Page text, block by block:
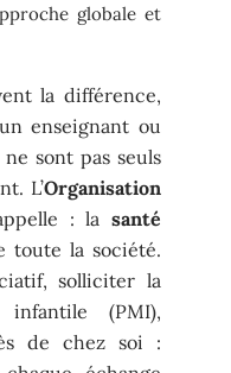
globale et
la différence,
enseignant ou
ne sont pas seuls
L’Organisation
: la santé
toute la société.
solliciter la
(PMI),
de chez soi :